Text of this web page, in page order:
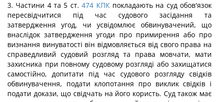
3. Частини 4 та 5 ст. 474 КПКпокладають на суд обов'язок
пересвідчитися під час судового засідання та
затвердження угод, чи усвідомлює обвинувачений, що
внаслідок затвердження угоди про примирення або про
визнання винуватості він відмовляється від свого права на
справедливий судовий розгляд та права мовчати, мати
захисника при повному судовому розгляді або захищатися
самостійно, допитати під час судового розгляду свідків
обвинувачення, подати клопотання про виклик свідків і
подати докази, що свідчать на його користь. Суд також має